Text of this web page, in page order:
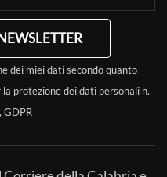
dei miei dati secondo quanto
protezione dei dati personali n.